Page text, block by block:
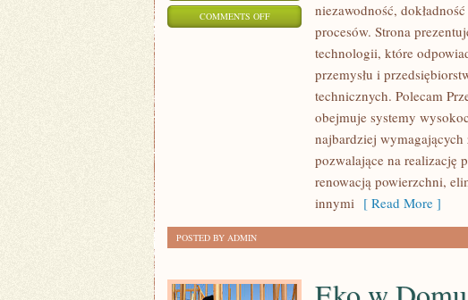
COMMENTS OFFON
CIEKAWOSTKI
niezawodność,
procesów. Strona
technologii, które
przemysłu i
technicznych. Polecam
obejmuje systemy
najbardziej wymagających
pozwalające na realizację
renowacją powierzchni,
innymi [ Read More ]
POSTED BY ADMIN